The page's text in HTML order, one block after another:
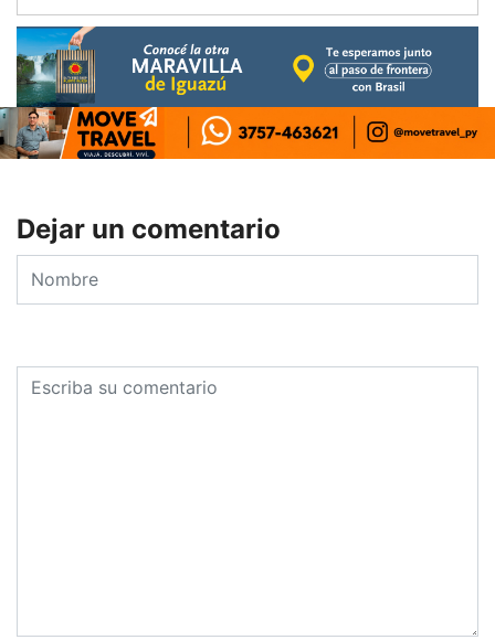
Dejar un comentario